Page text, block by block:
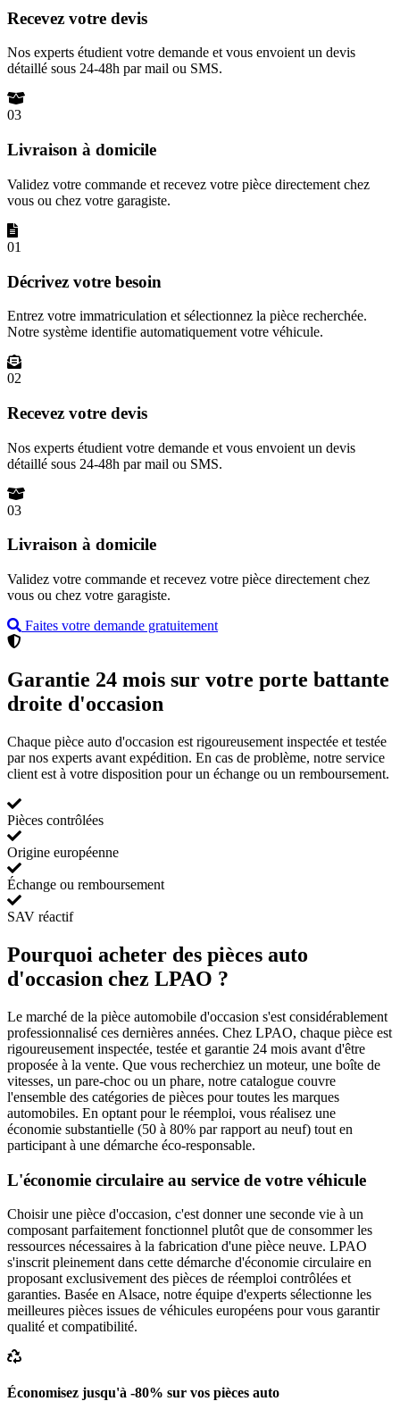
Recevez votre devis
Nos experts étudient votre demande et vous envoient un devis
détaillé sous 24-48h par mail ou SMS.
03
Livraison à domicile
Validez votre commande et recevez votre pièce directement chez
vous ou chez votre garagiste.
01
Décrivez votre besoin
Entrez votre immatriculation et sélectionnez la pièce recherchée.
Notre système identifie automatiquement votre véhicule.
02
Recevez votre devis
Nos experts étudient votre demande et vous envoient un devis
détaillé sous 24-48h par mail ou SMS.
03
Livraison à domicile
Validez votre commande et recevez votre pièce directement chez
vous ou chez votre garagiste.
Faites votre demande gratuitement
Garantie 24 mois sur votre porte battante
droite d'occasion
Chaque pièce auto d'occasion est rigoureusement inspectée et testée
par nos experts avant expédition. En cas de problème, notre service
client est à votre disposition pour un échange ou un remboursement.
Pièces contrôlées
Origine européenne
Échange ou remboursement
SAV réactif
Pourquoi acheter des pièces auto
d'occasion chez LPAO ?
Le marché de la pièce automobile d'occasion s'est considérablement
professionnalisé ces dernières années. Chez LPAO, chaque pièce est
rigoureusement inspectée, testée et garantie 24 mois avant d'être
proposée à la vente. Que vous recherchiez un moteur, une boîte de
vitesses, un pare-choc ou un phare, notre catalogue couvre
l'ensemble des catégories de pièces pour toutes les marques
automobiles. En optant pour le réemploi, vous réalisez une
économie substantielle (50 à 80% par rapport au neuf) tout en
participant à une démarche éco-responsable.
L'économie circulaire au service de votre véhicule
Choisir une pièce d'occasion, c'est donner une seconde vie à un
composant parfaitement fonctionnel plutôt que de consommer les
ressources nécessaires à la fabrication d'une pièce neuve. LPAO
s'inscrit pleinement dans cette démarche d'économie circulaire en
proposant exclusivement des pièces de réemploi contrôlées et
garanties. Basée en Alsace, notre équipe d'experts sélectionne les
meilleures pièces issues de véhicules européens pour vous garantir
qualité et compatibilité.
Économisez jusqu'à -80% sur vos pièces auto